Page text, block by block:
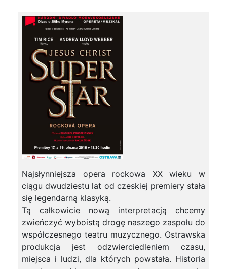
Najsłynniejsza opera rockowa XX wieku w
ciągu dwudziestu lat od czeskiej premiery stała
się legendarną klasyką.
Tą całkowicie nową interpretacją chcemy
zwieńczyć wyboistą drogę naszego zaspołu do
współczesnego teatru muzycznego. Ostrawska
produkcja jest odzwierciedleniem czasu,
miejsca i ludzi, dla których powstała. Historia